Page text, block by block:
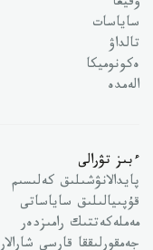
ساياسات
تالداۋ
ەكونوميكا
الەمدە
ءبىز تۋرالى
پايدالانۋشىلىق كەلىسىم
قۇپىيالىلىق ساياساتى
مەملەكەتتىك رامىزدەر
جەمقورلىققا قارسى شارالار